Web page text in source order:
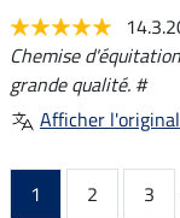
Chemise
grande qualité. #
Afficher l'original
1 2 3